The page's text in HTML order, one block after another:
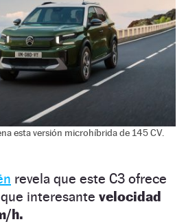
esta versión microhíbrida de 145 CV.
revela que este C3 ofrece
interesante velocidad
h.